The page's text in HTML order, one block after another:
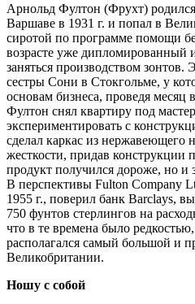
Арнольд Фултон (Фрухт) родился
Варшаве в 1931 г. и попал в
сиротой по программе помощи
возрасте уже
заняться производством
сестры Сони в Стокгольме, у
основам бизнеса, проведя
Фултон снял квартиру под
экспериментировать с
сделал каркас из нержавеющего
жесткости, придав конструкции
продукт получился дороже, но и
В перспективы Fulton Company
1955 г., поверил банк Barclays,
750 фунтов стерлингов на
что в те времена было
располагался самый большой и
Великобритании.
Ношу с собой